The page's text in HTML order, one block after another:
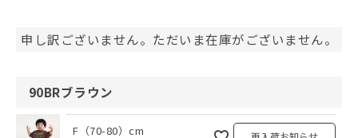
申し訳ございません。ただいま在庫がございません。
90BRブラウン
F（70-80）cm